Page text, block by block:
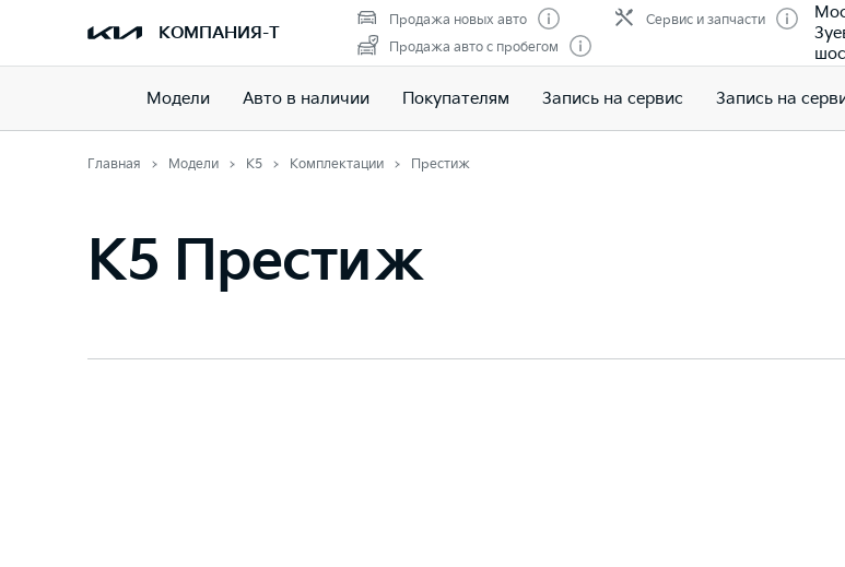
КОМПАНИЯ-Т
Продажа новых авто
Продажа авто с пробегом
Сервис и запчасти
Модели Авто в наличии Покупателям Запись на сервис Запись на
Главная Модели K5 Комплектации Престиж
K5 Престиж